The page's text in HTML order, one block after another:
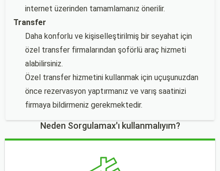
internet üzerinden tamamlamanız önerilir.
Transfer
Daha konforlu ve kişiselleştirilmiş bir seyahat için
özel transfer firmalarından şoförlü araç hizmeti
alabilirsiniz.
Özel transfer hizmetini kullanmak için uçuşunuzdan
önce rezervasyon yaptırmanız ve varış saatinizi
firmaya bildirmeniz gerekmektedir.
Neden Sorgulamax'ı kullanmalıyım?